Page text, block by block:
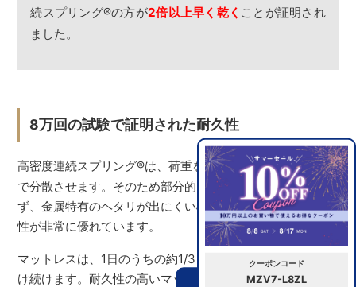
クーポンコード
MZV7-L8ZL
続スプリング®の方が2倍以上早く乾く ことが証明され
ました。
8万回の試験で証明された耐久性
高密度連続スプリング®は、荷重を繋がったスプリング全体
で分散させます。そのため部分的に集中した負荷がかから
ず、金属特有のヘタリが出にくい構造になっており、耐久
性が非常に優れています。
マットレスは、1日のうちの約1/3もの長い時間、荷重を受
け続けます。耐久性の高いマットレスなら、購入時の最高